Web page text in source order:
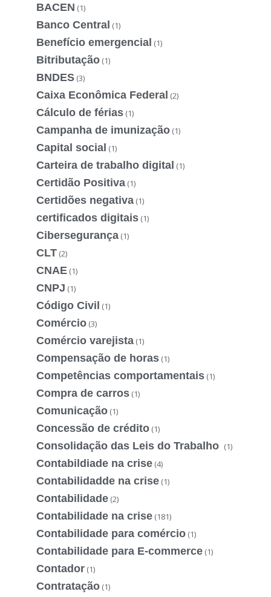
BACEN (1)
Banco Central (1)
Benefício emergencial (1)
Bitributação (1)
BNDES (3)
Caixa Econômica Federal (2)
Cálculo de férias (1)
Campanha de imunização (1)
Capital social (1)
Carteira de trabalho digital (1)
Certidão Positiva (1)
Certidões negativa (1)
certificados digitais (1)
Cibersegurança (1)
CLT (2)
CNAE (1)
CNPJ (1)
Código Civil (1)
Comércio (3)
Comércio varejista (1)
Compensação de horas (1)
Competências comportamentais (1)
Compra de carros (1)
Comunicação (1)
Concessão de crédito (1)
Consolidação das Leis do Trabalho (1)
Contabildiade na crise (4)
Contabilidadde na crise (1)
Contabilidade (2)
Contabilidade na crise (181)
Contabilidade para comércio (1)
Contabilidade para E-commerce (1)
Contador (1)
Contratação (1)